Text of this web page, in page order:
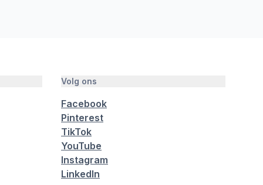
Volg ons
Facebook
Pinterest
TikTok
YouTube
Instagram
LinkedIn